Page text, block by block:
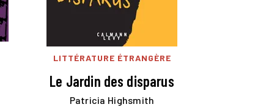
LITTÉRATURE ÉTRANGÈRE
Le Jardin des disparus
Patricia Highsmith